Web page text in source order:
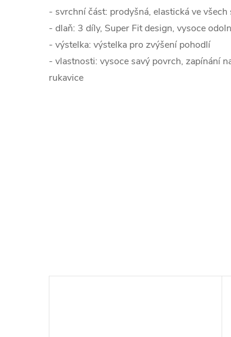
- svrchní část: prodyšná, elastická ve
- dlaň: 3 díly, Super Fit design, vysoce
- výstelka: výstelka pro zvýšení pohodlí
- vlastnosti: vysoce savý povrch, zapínání
rukavice